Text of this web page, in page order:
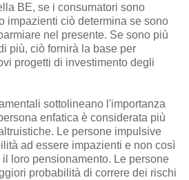
BE, se i consumatori sono
impazienti ciò determina se sono
nel presente. Se sono più
più, ciò fornirà la base per
progetti di investimento degli
sottolineano l'importanza
enfatica è considerata più
Le persone impulsive
ad essere impazienti e non così
loro pensionamento. Le persone
probabilità di correre dei rischi